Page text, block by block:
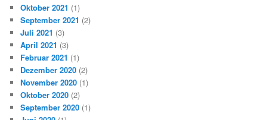
Oktober 2021 (1)
September 2021 (2)
Juli 2021 (3)
April 2021 (3)
Februar 2021 (1)
Dezember 2020 (2)
November 2020 (1)
Oktober 2020 (2)
September 2020 (1)